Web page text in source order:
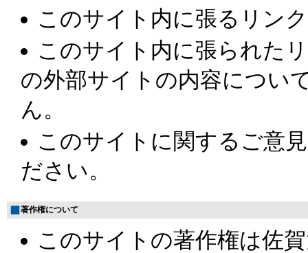
このサイト内に張るリン
このサイト内に張られた
の外部サイトの内容につい
ん。
このサイトに関するご意
ださい。
著作権について
このサイトの著作権は佐